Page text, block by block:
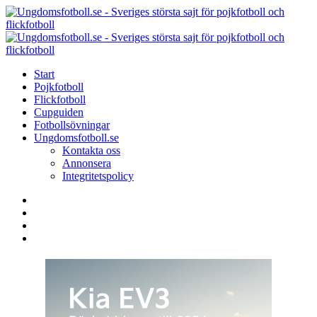
Menu
Search
Menu
Start
Pojkfotboll
Flickfotboll
Cupguiden
Fotbollsövningar
Ungdomsfotboll.se
Kontakta oss
Annonsera
Integritetspolicy